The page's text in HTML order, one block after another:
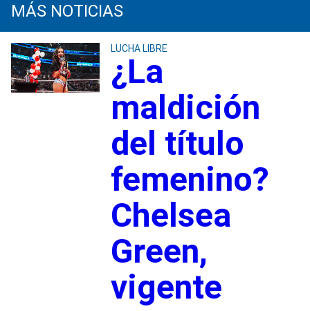
MÁS NOTICIAS
LUCHA LIBRE
¿La
maldición
del título
femenino?
Chelsea
Green,
vigente